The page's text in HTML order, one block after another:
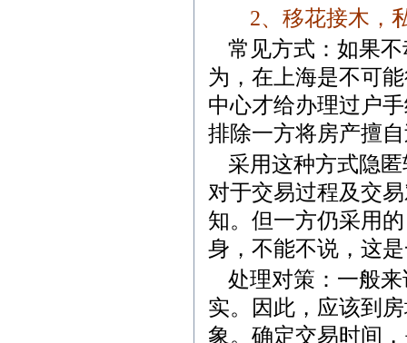
2、移花接木，
常见方式：如果
为，在上海是不可
中心才给办理过户
排除一方将房产擅
采用这种方式隐
对于交易过程及交
知。但一方仍采用
身，不能不说，这
处理对策：一般
实。因此，应该到
象。确定交易时间